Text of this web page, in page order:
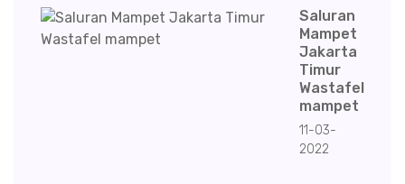
Saluran
Mampet
Jakarta
Timur
Wastafel
mampet
11-03-
2022